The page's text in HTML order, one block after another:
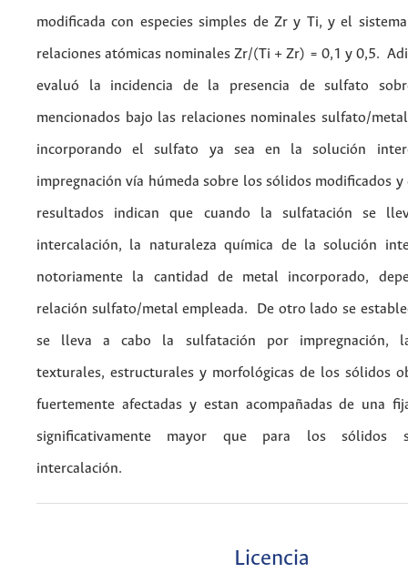
modificada con especies simples de Zr y Ti, y el
relaciones atómicas nominales Zr/(Ti + Zr) = 0,1 y 0,5.
evaluó la incidencia de la presencia de sulfato
mencionados bajo las relaciones nominales sulfato/
incorporando el sulfato ya sea en la solución
impregnación vía húmeda sobre los sólidos modificados
resultados indican que cuando la sulfatación se
intercalación, la naturaleza química de la solución
notoriamente la cantidad de metal incorporado,
relación sulfato/metal empleada. De otro lado se
se lleva a cabo la sulfatación por impregnación,
texturales, estructurales y morfológicas de los sólidos
fuertemente afectadas y estan acompañadas de una
significativamente mayor que para los sólidos
intercalación.
Licencia